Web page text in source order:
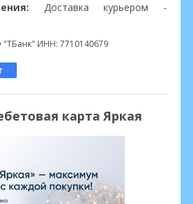
Доставка курьером -
ИНН: 7710140679
карта Яркая